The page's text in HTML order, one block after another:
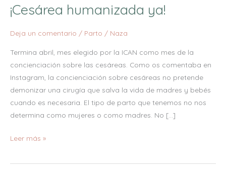
¡Cesárea humanizada ya!
Deja un comentario / Parto / Naza
Termina abril, mes elegido por la ICAN como mes de la
concienciación sobre las cesáreas. Como os comentaba en
Instagram, la concienciación sobre cesáreas no pretende
demonizar una cirugía que salva la vida de madres y bebés
cuando es necesaria. El tipo de parto que tenemos no nos
determina como mujeres o como madres. No […]
ya!
Leer más »